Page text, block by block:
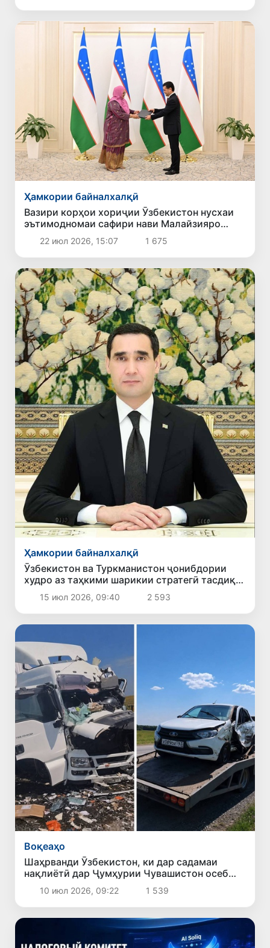
Ҳамкории байналхалқӣ
Вазири корҳои хориҷии Ӯзбекистон нусхаи
эътимодномаи сафири нави Малайзияро
қабул кард
22 июл 2026, 15:07 1 675
Ҳамкории байналхалқӣ
Ӯзбекистон ва Туркманистон ҷонибдории
худро аз таҳкими шарикии стратегӣ тасдиқ
карданд
15 июл 2026, 09:40 2 593
Воқеаҳо
Шаҳрванди Ӯзбекистон, ки дар садамаи
нақлиётӣ дар Ҷумҳурии Чувашистон осеб
дидаааст, зинда монда, дар беморхона
табобат мегирад
10 июл 2026, 09:22 1 539